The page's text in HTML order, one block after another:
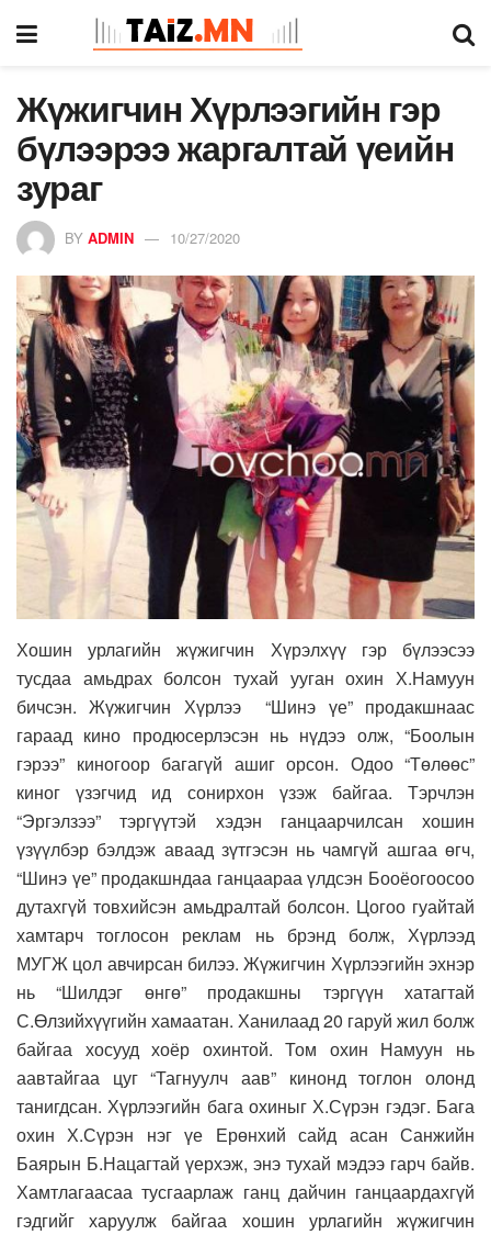
Жүжигчин Хүрлээгийн гэр
бүлээрээ жаргалтай үеийн
зураг
BY ADMIN 10/27/2020
Хошин урлагийн жүжигчин Хүрэлхүү гэр бүлээсээ
тусдаа амьдрах болсон тухай ууган охин Х.Намуун
бичсэн. Жүжигчин Хүрлээ “Шинэ үе” продакшнаас
гараад кино продюсерлэсэн нь нүдээ олж, “Боолын
гэрээ” киногоор багагүй ашиг орсон. Одоо “Төлөөс”
киног үзэгчид ид сонирхон үзэж байгаа. Тэрчлэн
“Эргэлзээ” тэргүүтэй хэдэн ганцаарчилсан хошин
үзүүлбэр бэлдэж аваад зүтгэсэн нь чамгүй ашгаа өгч,
“Шинэ үе” продакшндаа ганцаараа үлдсэн Бооёогоосоо
дутахгүй товхийсэн амьдралтай болсон. Цогоо гуайтай
хамтарч тоглосон реклам нь брэнд болж, Хүрлээд
МУГЖ цол авчирсан билээ. Жүжигчин Хүрлээгийн эхнэр
нь “Шилдэг өнгө” продакшны тэргүүн хатагтай
С.Өлзийхүүгийн хамаатан. Ханилаад 20 гаруй жил болж
байгаа хосууд хоёр охинтой. Том охин Намуун нь
аавтайгаа цуг “Тагнуулч аав” кинонд тоглон олонд
танигдсан. Хүрлээгийн бага охиныг Х.Сүрэн гэдэг. Бага
охин Х.Сүрэн нэг үе Ерөнхий сайд асан Санжийн
Баярын Б.Нацагтай үерхэж, энэ тухай мэдээ гарч байв.
Хамтлагаасаа тусгаарлаж ганц дайчин ганцаардахгүй
гэдгийг харуулж байгаа хошин урлагийн жүжигчин